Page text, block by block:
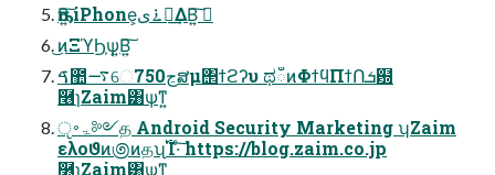
ҧ͏Β͍͠ iPhone͕࠶ىಈ͢ΔΒ͍͠ 
͜ͷΞϓϦ͕ѱ͍Β͍͠
ࠃ಺࠷େڃ750ສμ΢ϯϩʔυ ಥഁͷΦϯϥΠϯՈܭ฽
݁࿦ɿZaim͸ѱ͘ͳ͍
ੵۃ࠾༻த Android Security Marketing ʮZaim
ελοϑͷ಄ͷதʯ࢝Ί·ͨ͠ https://blog.zaim.co.jp
݁࿦ɿZaim͸ѱ͘ͳ͍